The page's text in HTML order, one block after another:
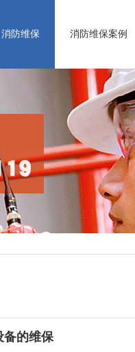
消防维保 消防维保案例
备的维保